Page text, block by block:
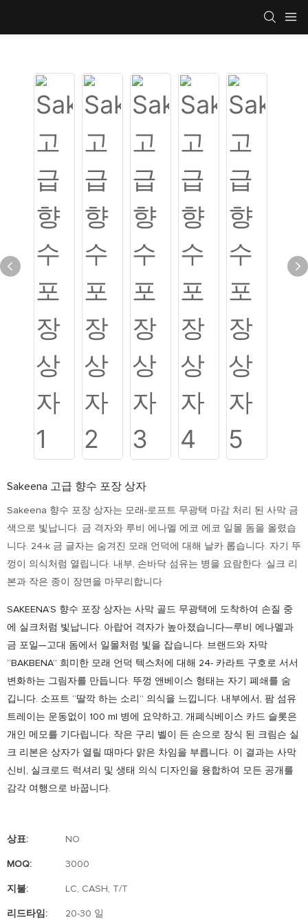
Sakeena 고급 향수 포장 상자
Sakeena 향수 포장 상자는 모래-로프트 무광택 마감 처리 된 사막 금
색으로 빛납니다. 금 격자와 루비 에나멜 에코 에코 일몰 돔을 올렸습
니다. 24-k 금 글자는 숨겨진 모래 언덕에 대해 날카 롭습니다. 자기 뚜
껑이 의식처럼 열립니다. 내부, 손바닥 섬유는 병을 요람한다. 실크 리
본과 작은 종이 장면을 마무리합니다
SAKEENA’S 향수 포장 상자는 사막 골드 무광택에 도착하여 손질 중
에 실크처럼 빛납니다. 아랍어 격자가 높아졌습니다—루비 에나멜과
금 포일—고대 돔에서 일몰처럼 빛을 잡습니다. 브랜드와 자막
“BAKBENA” 희미한 모래 언덕 텍스처에 대해 24- 카라트 구호로 서서
변화하는 그림자를 만듭니다. 뚜껑 앤베이스 형태는 자기 폐쇄를 숨
깁니다. 소프트 “딸깍 하는 소리” 의식을 느낍니다. 내부에서, 팜 섬유
트레이는 운동없이 100 ml 병에 요약하고, 개폐식베이스 카드 슬롯은
개인 메모를 기다립니다. 작은 구리 벨이 든 손으로 장식 된 크림슨 실
크 리본은 상자가 열릴 때마다 맑은 차임을 부릅니다. 이 결과는 사막
신비, 실크로드 럭셔리 및 생태 의식 디자인을 융합하여 모든 공개를
감각 여행으로 바꿉니다.
상표: NO
MOQ: 3000
지불: LC, CASH, T/T
리드타임: 20-30 일